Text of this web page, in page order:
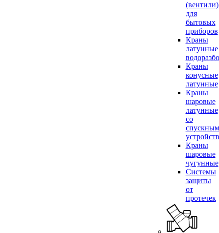
(вентили)
для
бытовых
приборов
Краны
латунные
Краны
конусные
латунные
Краны
шаровые
латунные
со
спускным
Краны
шаровые
чугунные
Системы
защиты
от
протечек